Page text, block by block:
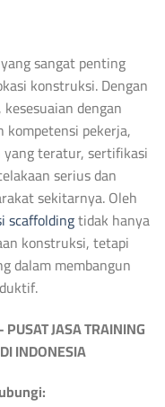
sangat penting
konstruksi. Dengan
dengan
kompetensi pekerja,
yang teratur, sertifikasi
serius dan
sekitarnya. Oleh
scaffoldingtidak hanya
konstruksi, tetapi
dalam membangun
JASA TRAINING
INDONESIA